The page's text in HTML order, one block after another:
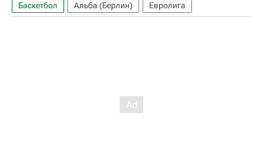
Баскетбол Альба (Берлин) Евролига